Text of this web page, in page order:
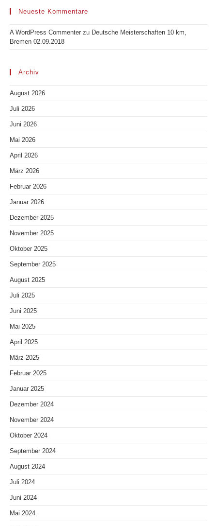
Neueste Kommentare
A WordPress Commenter zu Deutsche Meisterschaften 10 km,
Bremen 02.09.2018
Archiv
August 2026
Juli 2026
Juni 2026
Mai 2026
April 2026
März 2026
Februar 2026
Januar 2026
Dezember 2025
November 2025
Oktober 2025
September 2025
August 2025
Juli 2025
Juni 2025
Mai 2025
April 2025
März 2025
Februar 2025
Januar 2025
Dezember 2024
November 2024
Oktober 2024
September 2024
August 2024
Juli 2024
Juni 2024
Mai 2024